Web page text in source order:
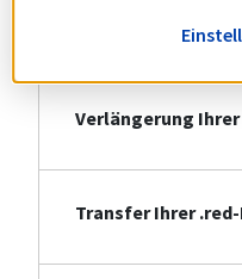
Registrierung
Verlängerung
Transfer Ihrer